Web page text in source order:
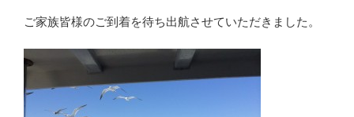
ご家族皆様のご到着を待ち出航させていただきました。